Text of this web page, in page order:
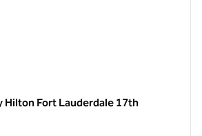
Hilton Fort Lauderdale 17th